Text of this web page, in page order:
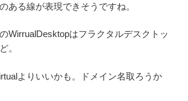
ある線が表現できそうですね。
WirrualDesktopはフラクタルデスクトッ
。
よりいいかも。ドメイン名取ろうか